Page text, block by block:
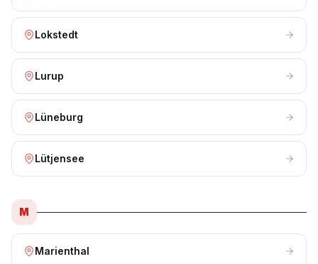
Lokstedt
Lurup
Lüneburg
Lütjensee
M
Marienthal